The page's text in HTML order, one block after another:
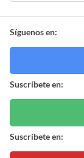
Síguenos en:
Suscríbete en:
Suscríbete en: